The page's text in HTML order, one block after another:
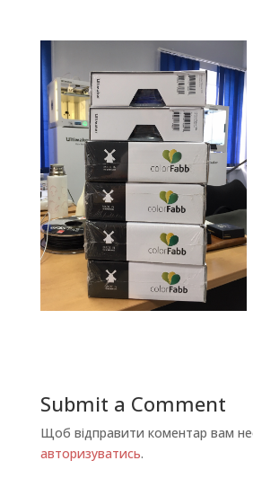
Submit a Comment
Щоб відправити коментар вам
авторизуватись.